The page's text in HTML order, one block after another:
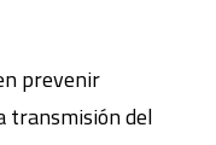
prevenir
transmisión del